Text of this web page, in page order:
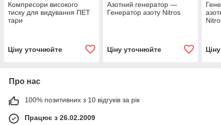
Компресори високого
тиску для видування ПЕТ
тари
Ціну уточнюйте
Азотний генератор —
Генератор азоту Nitros
Ціну уточнюйте
Про нас
100% позитивних з 10 відгуків за рік
Працює з 26.02.2009